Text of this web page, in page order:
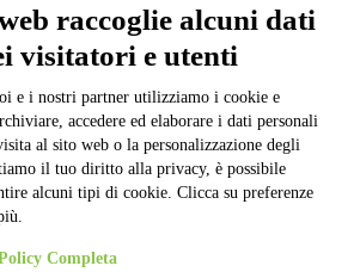
cookie
trasparente
2187 volte
Publishing & New Social Media
raccoglie alcuni dati
visitatori e utenti
e i nostri partner utilizziamo i cookie e
accedere ed elaborare i dati personali
al sito web o la personalizzazione degli
il tuo diritto alla privacy, è possibile
alcuni tipi di cookie. Clicca su preferenze
Completa